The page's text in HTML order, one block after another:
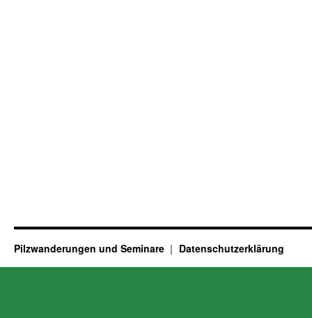
Pilzwanderungen und Seminare Datenschutzerklärung